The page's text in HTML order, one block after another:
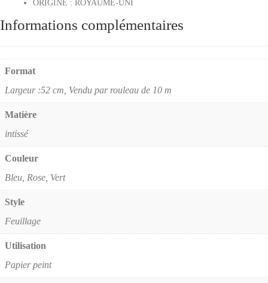
ORIGINE : ROYAUME-UNI
Informations complémentaires
Format
Largeur :52 cm, Vendu par rouleau de 10 m
Matière
intissé
Couleur
Bleu, Rose, Vert
Style
Feuillage
Utilisation
Papier peint